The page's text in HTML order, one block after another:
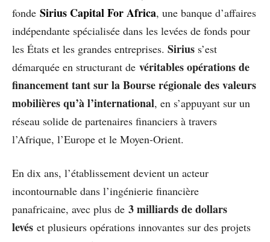
fonde Sirius Capital For Africa, une banque d’affaires
indépendante spécialisée dans les levées de fonds pour
les États et les grandes entreprises. Sirius s’est
démarquée en structurant de véritables opérations de
financement tant sur la Bourse régionale des valeurs
mobilières qu’à l’international, en s’appuyant sur un
réseau solide de partenaires financiers à travers
l’Afrique, l’Europe et le Moyen-Orient.
En dix ans, l’établissement devient un acteur
incontournable dans l’ingénierie financière
panafricaine, avec plus de 3 milliards de dollars
levés et plusieurs opérations innovantes sur des projets